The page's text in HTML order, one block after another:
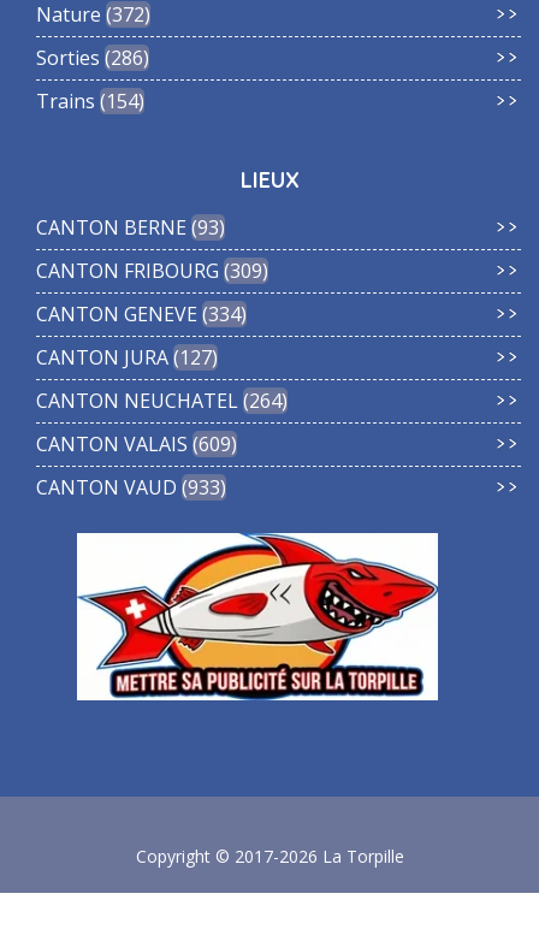
Nature 372
Sorties 286
Trains 154
LIEUX
CANTON BERNE 93
CANTON FRIBOURG 309
CANTON GENEVE 334
CANTON JURA 127
CANTON NEUCHATEL 264
CANTON VALAIS 609
CANTON VAUD 933
Copyright © 2017-2026 La Torpille